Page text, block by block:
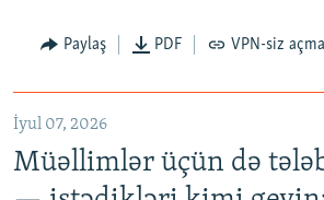
Paylaş PDF VPN-siz
İyul 07, 2026
Müəllimlər üçün də